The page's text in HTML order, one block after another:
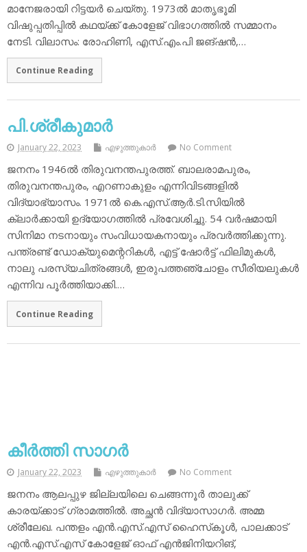
മാനേജരായി റിട്ടയര്‍ ചെയ്തു. 1973ല്‍ മാതൃഭൂമി
വിഷുപ്പതിപ്പില്‍ കഥയ്ക്ക് കോളേജ് വിഭാഗത്തില്‍ സമ്മാനം
നേടി. വിലാസം: രോഹിണി, എസ്.എം.പി ജങ്ഷന്‍,…
Continue Reading
പി.ശ്രീകുമാര്‍
January 22, 2023 എഴുത്തുകാര്‍ No Comment
ജനനം 1946ല്‍ തിരുവനന്തപുരത്ത്. ബാലരാമപുരം,
തിരുവനന്തപുരം, എറണാകുളം എന്നിവിടങ്ങളില്‍
വിദ്യാഭ്യാസം. 1971ല്‍ കെ.എസ്.ആര്‍.ടി.സിയില്‍
ക്ലാര്‍ക്കായി ഉദ്യോഗത്തില്‍ പ്രവേശിച്ചു. 54 വര്‍ഷമായി
സിനിമാ നടനായും സംവിധായകനായും പ്രവര്‍ത്തിക്കുന്നു.
പന്ത്രണ്ട് ഡോക്യുമെന്ററികള്‍, എട്ട് ഷോര്‍ട്ട് ഫിലിമുകള്‍,
നാലു പരസ്യചിത്രങ്ങള്‍, ഇരുപത്തഞ്ചോളം സീരിയലുകള്‍
എന്നിവ പൂര്‍ത്തിയാക്കി.…
Continue Reading
കീര്‍ത്തി സാഗര്‍
January 22, 2023 എഴുത്തുകാര്‍ No Comment
ജനനം ആലപ്പുഴ ജില്ലയിലെ ചെങ്ങന്നൂര്‍ താലുക്ക്
കാരയ്ക്കാട് ഗ്രാമത്തില്‍. അച്ഛന്‍ വിദ്യാസാഗര്‍. അമ്മ
ശ്രീലേഖ. പന്തളം എന്‍.എസ്.എസ് ഹൈസ്‌കൂള്‍, പാലക്കാട്
എന്‍.എസ്.എസ് കോളേജ് ഓഫ് എന്‍ജിനിയറിങ്,